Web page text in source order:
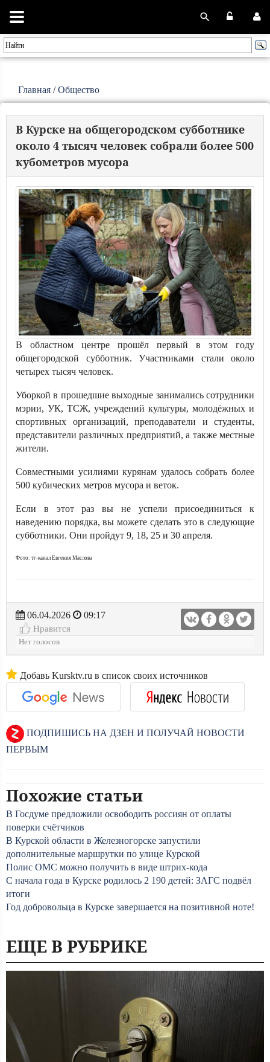
Главная /Общество
В Курске на общегородском субботнике
около 4 тысяч человек собрали более 500
кубометров мусора
В областном центре прошёл первый в этом году
общегородской субботник. Участниками стали около
четырех тысяч человек.
Уборкой в прошедшие выходные занимались сотрудники
мэрии, УК, ТСЖ, учреждений культуры, молодёжных и
спортивных организаций, преподаватели и студенты,
представители различных предприятий, а также местные
жители.
Совместными усилиями курянам удалось собрать более
500 кубических метров мусора и веток.
Если в этот раз вы не успели присоединиться к
наведению порядка, вы можете сделать это в следующие
субботники. Они пройдут 9, 18, 25 и 30 апреля.
Фото: тг-канал Евгения Маслова
06.04.2026
09:17
Нравится
Нет голосов
Добавь Kursktv.ru в список своих источников
ПОДПИШИСЬ НА ДЗЕН И ПОЛУЧАЙ НОВОСТИ
ПЕРВЫМ
Похожие статьи
В Госдуме предложили освободить россиян от оплаты
поверки счётчиков
В Курской области в Железногорске запустили
дополнительные маршрутки по улице Курской
Полис ОМС можно получить в виде штрих-кода
С начала года в Курске родилось 2 190 детей: ЗАГС подвёл
итоги
Год добровольца в Курске завершается на позитивной ноте!
ЕЩЕ В РУБРИКЕ